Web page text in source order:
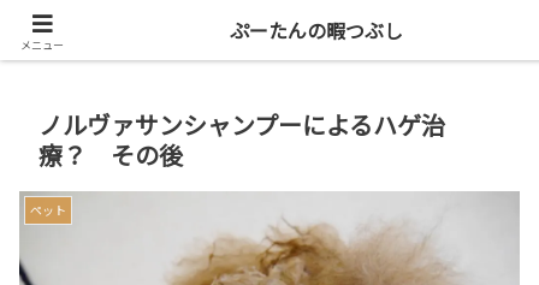
共働き二人暮らしを楽しもう
ノルヴァサンシャンプーによるハゲ治
療？ その後
ペット
メニュー
ぷーたんの暇つぶし